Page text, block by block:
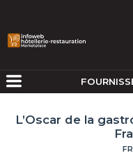
L’Oscar de la